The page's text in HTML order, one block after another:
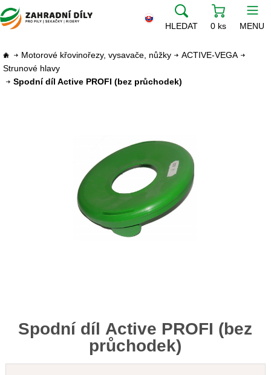
HLEDAT 0 ks MENU
Motorové křovinořezy, vysavače, nůžky
ACTIVE-VEGA
Strunové hlavy
Spodní díl Active PROFI (bez průchodek)
Spodní díl Active PROFI (bez
průchodek)